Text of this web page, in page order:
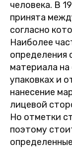
человека. В
принята
согласно
Наиболее
определения
материала на
упаковках и
нанесение
лицевой
Но отметки
поэтому